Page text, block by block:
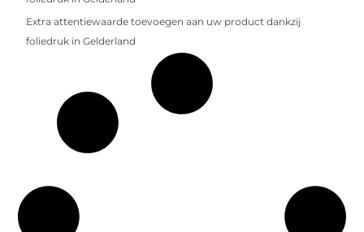
Extra attentiewaarde toevoegen aan uw product dankzij
foliedruk in Gelderland